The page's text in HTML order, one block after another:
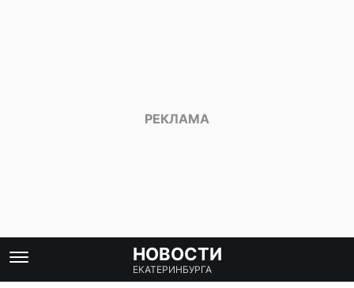
НОВОСТИ
ЕКАТЕРИНБУРГА